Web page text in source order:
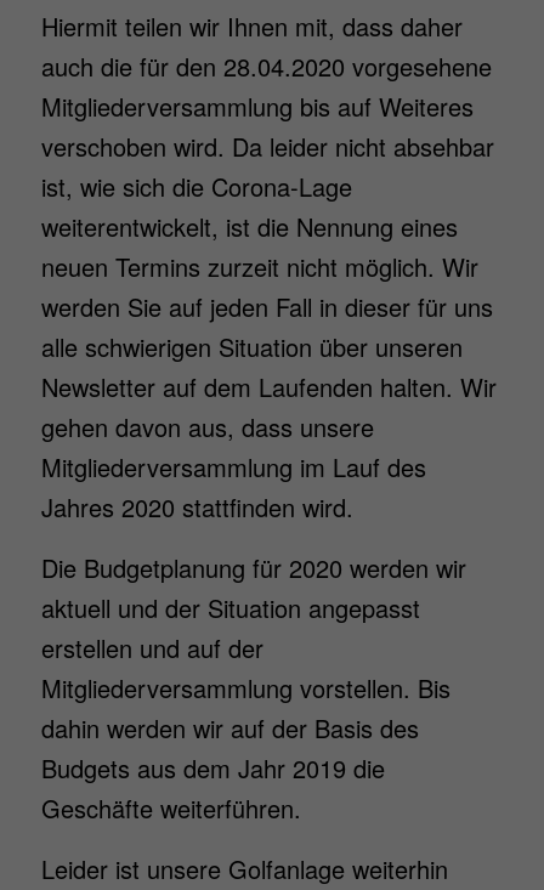
Hiermit teilen wir Ihnen mit, dass daher
auch die für den 28.04.2020 vorgesehene
Mitgliederversammlung bis auf Weiteres
verschoben wird. Da leider nicht absehbar
ist, wie sich die Corona-Lage
weiterentwickelt, ist die Nennung eines
neuen Termins zurzeit nicht möglich. Wir
werden Sie auf jeden Fall in dieser für uns
alle schwierigen Situation über unseren
Newsletter auf dem Laufenden halten. Wir
gehen davon aus, dass unsere
Mitgliederversammlung im Lauf des
Jahres 2020 stattfinden wird.
Die Budgetplanung für 2020 werden wir
aktuell und der Situation angepasst
erstellen und auf der
Mitgliederversammlung vorstellen. Bis
dahin werden wir auf der Basis des
Budgets aus dem Jahr 2019 die
Geschäfte weiterführen.
Leider ist unsere Golfanlage weiterhin